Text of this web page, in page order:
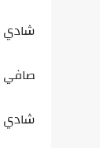
شادي